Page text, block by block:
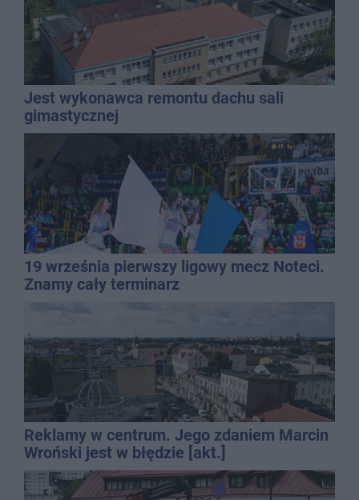
Jest wykonawca remontu dachu sali
gimastycznej
19 września pierwszy ligowy mecz Noteci.
Znamy cały terminarz
Reklamy w centrum. Jego zdaniem Marcin
Wroński jest w błędzie [akt.]